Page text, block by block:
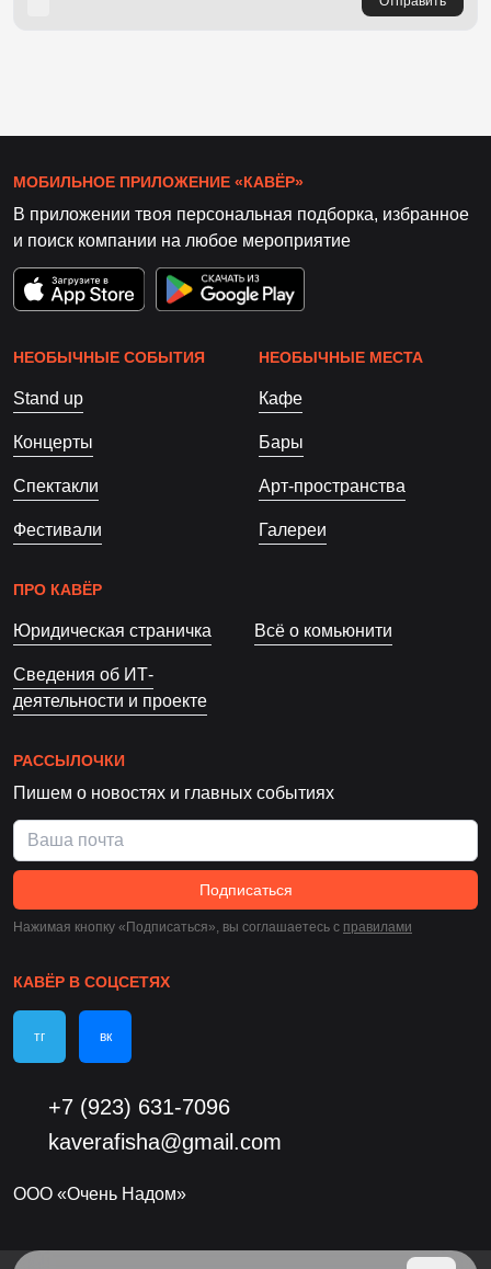
МОБИЛЬНОЕ ПРИЛОЖЕНИЕ «КАВЁР»
В приложении твоя персональная подборка, избранное
и поиск компании на любое мероприятие
НЕОБЫЧНЫЕ СОБЫТИЯ
Stand up
Концерты
Спектакли
Фестивали
НЕОБЫЧНЫЕ МЕСТА
Кафе
Бары
Арт-пространства
Галереи
ПРО КАВЁР
Юридическая страничка Всё о комьюнити
Сведения об ИТ-
деятельности и проекте
РАССЫЛОЧКИ
Пишем о новостях и главных событиях
Подписаться
Нажимая кнопку «Подписаться», вы соглашаетесь c правилами
КАВЁР В СОЦСЕТЯХ
тг вк
+7 (923) 631-7096
kaverafisha@gmail.com
ООО «Очень Надом»